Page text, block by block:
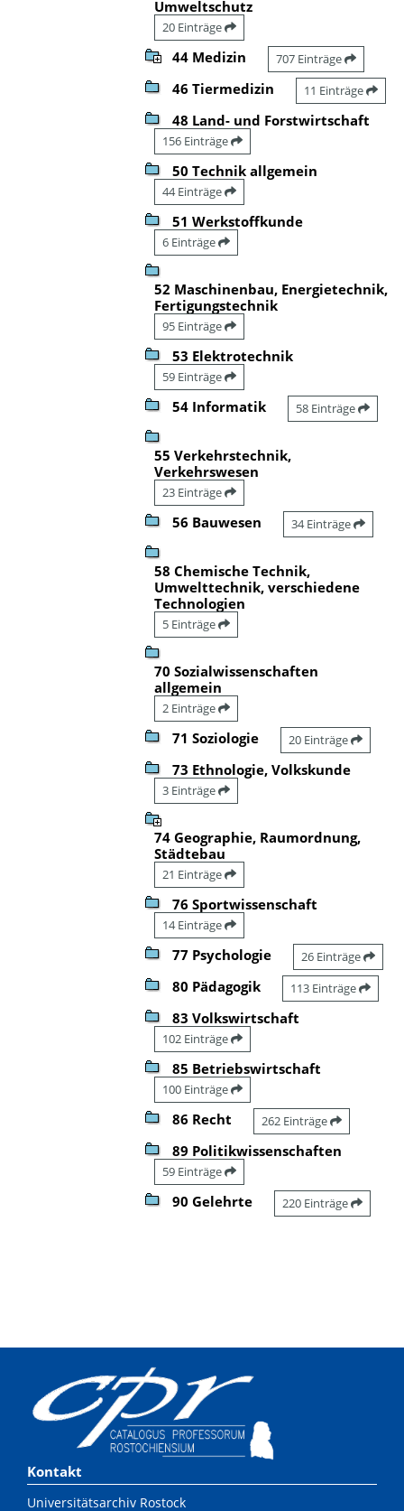
Umweltschutz
20 Einträge
44 Medizin 707 Einträge
46 Tiermedizin 11 Einträge
48 Land- und Forstwirtschaft
156 Einträge
50 Technik allgemein
44 Einträge
51 Werkstoffkunde
6 Einträge
52 Maschinenbau, Energietechnik,
Fertigungstechnik
95 Einträge
53 Elektrotechnik
59 Einträge
54 Informatik 58 Einträge
55 Verkehrstechnik,
Verkehrswesen
23 Einträge
56 Bauwesen 34 Einträge
58 Chemische Technik,
Umwelttechnik, verschiedene
Technologien
5 Einträge
70 Sozialwissenschaften
allgemein
2 Einträge
71 Soziologie 20 Einträge
73 Ethnologie, Volkskunde
3 Einträge
74 Geographie, Raumordnung,
Städtebau
21 Einträge
76 Sportwissenschaft
14 Einträge
77 Psychologie 26 Einträge
80 Pädagogik 113 Einträge
83 Volkswirtschaft
102 Einträge
85 Betriebswirtschaft
100 Einträge
86 Recht 262 Einträge
89 Politikwissenschaften
59 Einträge
90 Gelehrte 220 Einträge
Kontakt
Universitätsarchiv Rostock